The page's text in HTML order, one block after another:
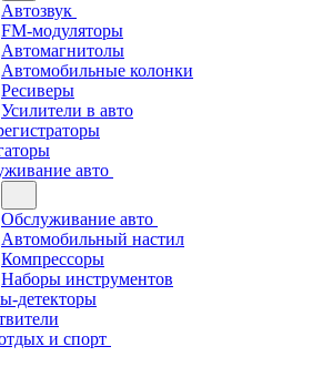
Автозвук
FM-модуляторы
Автомагнитолы
Автомобильные колонки
Ресиверы
Усилители в авто
авто
Обслуживание авто
Автомобильный настил
Компрессоры
Наборы инструментов
детекторы
и спорт